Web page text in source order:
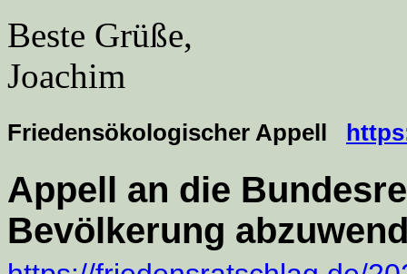
Beste Grüße,
Joachim
Friedensökologischer Appell
Appell an die
Bevölkerung